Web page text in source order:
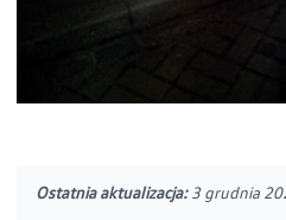
Ostatnia aktualizacja: 3 grudnia